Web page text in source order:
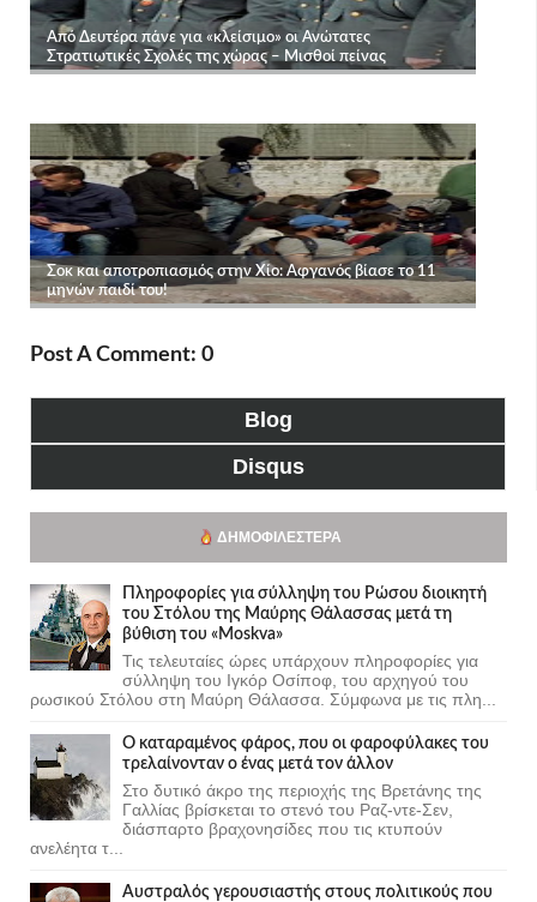
Post A Comment: 0
Blog
Disqus
ΔΗΜΟΦΙΛΈΣΤΕΡΑ
Πληροφορίες για σύλληψη του Ρώσου διοικητή
του Στόλου της Mαύρης Θάλασσας μετά τη
βύθιση του «Moskva»
Τις τελευταίες ώρες υπάρχουν πληροφορίες για
σύλληψη του Ιγκόρ Οσίποφ, του αρχηγού του
ρωσικού Στόλου στη Μαύρη Θάλασσα. Σύμφωνα με τις πλη...
Ο καταραμένος φάρος, που οι φαροφύλακες του
τρελαίνονταν ο ένας μετά τον άλλον
Στο δυτικό άκρο της περιοχής της Βρετάνης της
Γαλλίας βρίσκεται το στενό του Ραζ-ντε-Σεν,
διάσπαρτο βραχονησίδες που τις κτυπούν
ανελέητα τ...
Αυστραλός γερουσιαστής στους πολιτικούς που